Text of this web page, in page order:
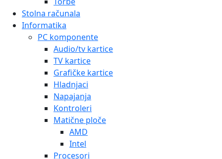
Stolna računala
Informatika
PC komponente
Audio/tv kartice
TV kartice
Grafičke kartice
Hladnjaci
Napajanja
Kontroleri
Matične ploče
AMD
Intel
Procesori